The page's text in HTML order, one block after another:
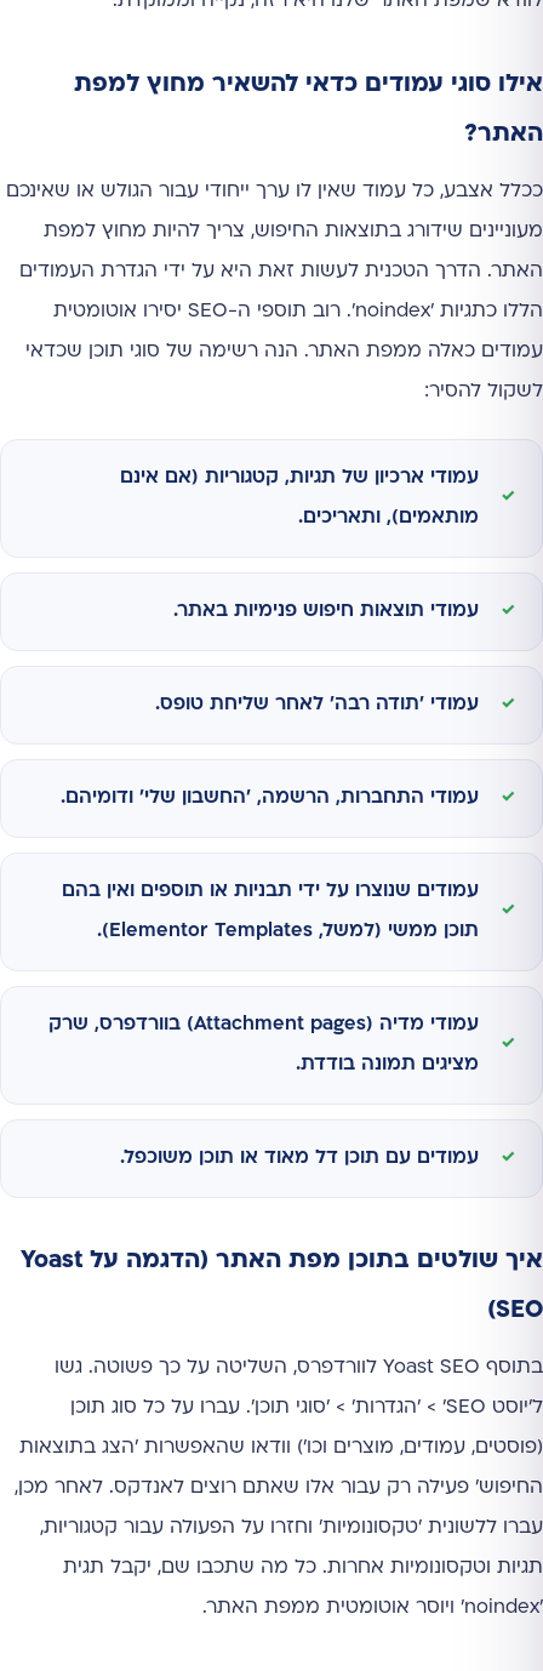
אילו סוגי עמודים כדאי להשאיר מחוץ למפת
האתר?
ככלל אצבע, כל עמוד שאין לו ערך ייחודי עבור הגולש או שאינכם
מעוניינים שידורג בתוצאות החיפוש, צריך להיות מחוץ למפת
האתר. הדרך הטכנית לעשות זאת היא על ידי הגדרת העמודים
הללו כתגיות 'noindex'. רוב תוספי ה-SEO יסירו אוטומטית
עמודים כאלה ממפת האתר. הנה רשימה של סוגי תוכן שכדאי
לשקול להסיר:
עמודי ארכיון של תגיות, קטגוריות (אם אינם
מותאמים), ותאריכים.
עמודי תוצאות חיפוש פנימיות באתר.
עמודי 'תודה רבה' לאחר שליחת טופס.
עמודי התחברות, הרשמה, 'החשבון שלי' ודומיהם.
עמודים שנוצרו על ידי תבניות או תוספים ואין בהם
תוכן ממשי (למשל, Elementor Templates).
עמודי מדיה (Attachment pages) בוורדפרס, שרק
מציגים תמונה בודדת.
עמודים עם תוכן דל מאוד או תוכן משוכפל.
איך שולטים בתוכן מפת האתר (הדגמה על Yoast
SEO)
בתוסף Yoast SEO לוורדפרס, השליטה על כך פשוטה. גשו
ל'יוסט SEO' > 'הגדרות' > 'סוגי תוכן'. עברו על כל סוג תוכן
(פוסטים, עמודים, מוצרים וכו') וודאו שהאפשרות 'הצג בתוצאות
החיפוש' פעילה רק עבור אלו שאתם רוצים לאנדקס. לאחר מכן,
עברו ללשונית 'טקסונומיות' וחזרו על הפעולה עבור קטגוריות,
תגיות וטקסונומיות אחרות. כל מה שתכבו שם, יקבל תגית
'noindex' ויוסר אוטומטית ממפת האתר.